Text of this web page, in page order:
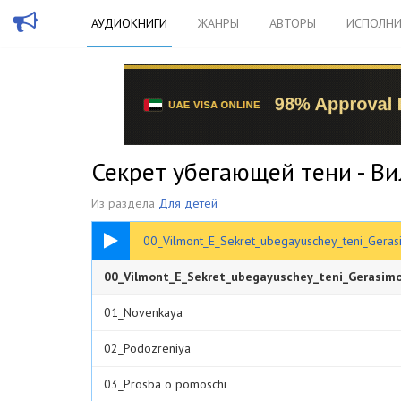
АУДИОКНИГИ ЖАНРЫ АВТОРЫ
Секрет убегающей тени -
Из раздела Для детей
00:33
01_Novenkaya
02_Podozreniya
03_Prosba o pomoschi